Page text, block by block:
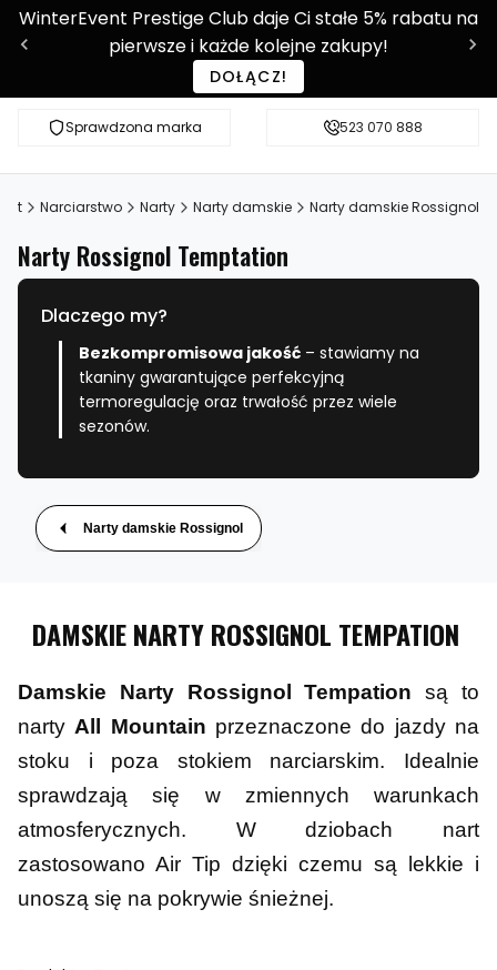
WinterEvent Prestige Club daje Ci stałe 5% rabatu na
pierwsze i każde kolejne zakupy!
DOŁĄCZ!
Sprawdzona marka Sprawdź WE-SHOP Prestige!
523 070 888
Narciarstwo Narty Narty damskie Narty damskie Rossignol
Narty Rossignol Temptation
Dlaczego my?
Bezkompromisowa jakość – stawiamy na
tkaniny gwarantujące perfekcyjną
termoregulację oraz trwałość przez wiele
sezonów.
Narty damskie Rossignol
DAMSKIE NARTY ROSSIGNOL TEMPATION
Damskie Narty Rossignol Tempation
są to
narty All Mountain przeznaczone do jazdy na
stoku i poza stokiem narciarskim. Idealnie
sprawdzają się w zmiennych warunkach
atmosferycznych. W dziobach nart
zastosowano Air Tip dzięki czemu są lekkie i
unoszą się na pokrywie śnieżnej.